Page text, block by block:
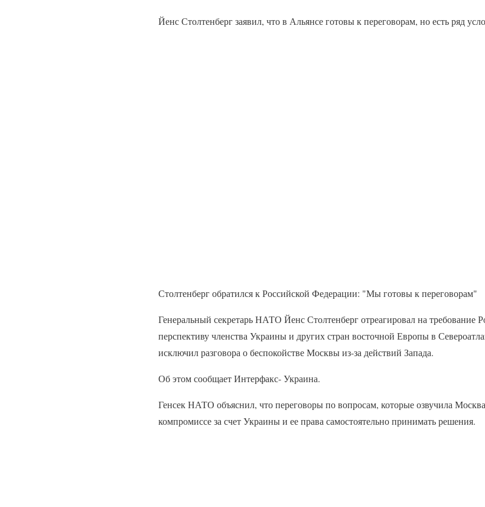
Йенс Столтенберг заявил, что в Альянсе готовы к переговорам, но есть ряд
Столтенберг обратился к Российской Федерации: "Мы готовы к переговорам"
Генеральный секретарь НАТО Йенс Столтенберг отреагировал на требование
перспективу членства Украины и других стран восточной Европы в
исключил разговора о беспокойстве Москвы из-за действий Запада.
Об этом сообщает Интерфакс- Украина.
Генсек НАТО объяснил, что переговоры по вопросам, которые озвучила
компромиссе за счет Украины и ее права самостоятельно принимать решения.